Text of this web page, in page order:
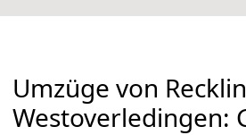
Umzüge von
Westoverledingen: